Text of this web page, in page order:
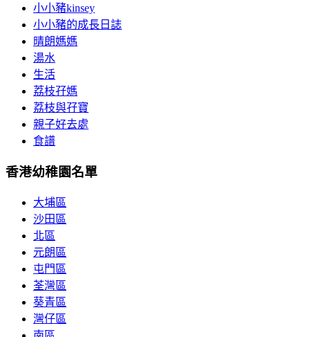
小小豬kinsey
小小豬的成長日誌
晴朗媽媽
湯水
生活
荔枝孖媽
荔枝與孖寶
親子好去處
食譜
香港幼稚園名單
大埔區
沙田區
北區
元朗區
屯門區
荃灣區
葵青區
灣仔區